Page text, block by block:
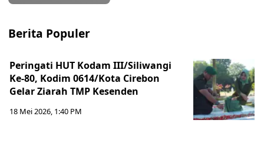
Berita Populer
Peringati HUT Kodam III/Siliwangi
Ke-80, Kodim 0614/Kota Cirebon
Gelar Ziarah TMP Kesenden
18 Mei 2026, 1:40 PM